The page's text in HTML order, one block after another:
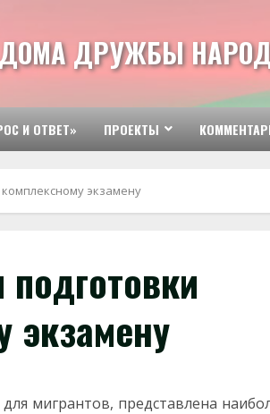
ДРУЖБЫ
И ОТВЕТ» ПРОЕКТЫ
экзамену
экзамену
мигрантов, представлена